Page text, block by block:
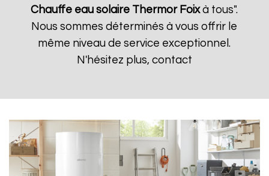
Chauffe eau solaire Thermor Foixà tous".
Nous sommes déterminés à vous offrir le
même niveau de service exceptionnel.
N'hésitez plus, contact